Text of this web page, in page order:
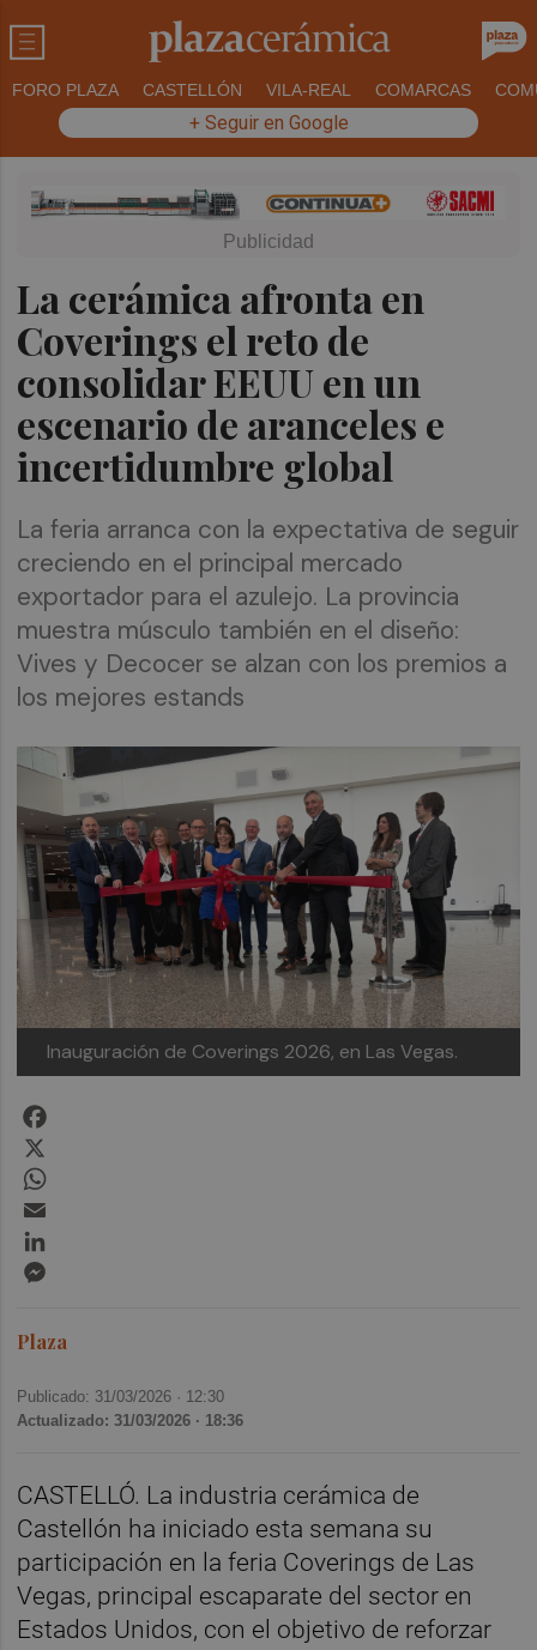
FORO PLAZA CASTELLÓN VILA-REAL COMARCAS
+ Seguir en Google
La cerámica afronta en
Coverings el reto de
consolidar EEUU en un
escenario de aranceles e
incertidumbre global
La feria arranca con la expectativa de seguir
creciendo en el principal mercado
exportador para el azulejo. La provincia
muestra músculo también en el diseño:
Vives y Decocer se alzan con los premios a
los mejores estands
Inauguración de Coverings 2026, en Las Vegas.
Plaza
Publicado: 31/03/2026 · 12:30
Actualizado: 31/03/2026 · 18:36
CASTELLÓ. La industria cerámica de
Castellón ha iniciado esta semana su
participación en la feria Coverings de Las
Vegas, principal escaparate del sector en
Estados Unidos, con el objetivo de reforzar